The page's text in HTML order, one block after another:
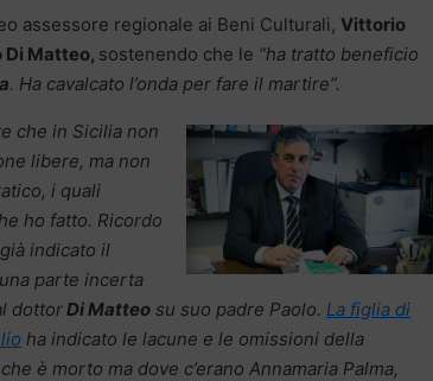
assessore regionale ai Beni Culturali, Vittorio
Di Matteo, sostenendo che le “ha tratto beneficio
. Ha cavalcato l’onda per fare il martire”.
che in Sicilia non
libere, ma non
i quali
ho fatto. Ricordo
indicato il
parte incerta
dottorDi Matteo su suo padre Paolo. La figlia di
ha indicato le lacune e le omissioni della
che è morto ma dove c’erano Annamaria Palma,